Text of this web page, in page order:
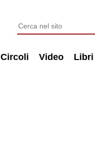
Circoli Video Libri